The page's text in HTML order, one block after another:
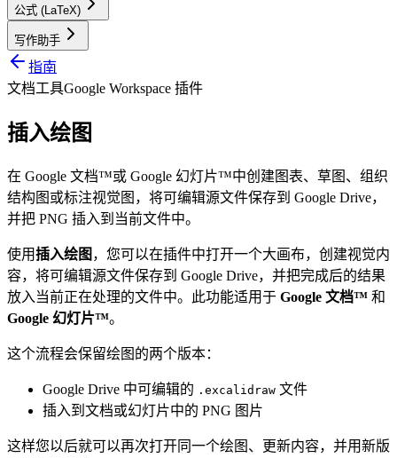
公式 (LaTeX)
写作助手
指南
文档工具Google Workspace 插件
插入绘图
在 Google 文档™或 Google 幻灯片™中创建图表、草图、组织
结构图或标注视觉图，将可编辑源文件保存到 Google Drive，
并把 PNG 插入到当前文件中。
使用插入绘图 ，您可以在插件中打开一个大画布，创建视觉内
容，将可编辑源文件保存到 Google Drive，并把完成后的结果
放入当前正在处理的文件中。此功能适用于 Google 文档™ 和
Google 幻灯片™。
这个流程会保留绘图的两个版本：
Google Drive 中可编辑的 .excalidraw 文件
插入到文档或幻灯片中的 PNG 图片
这样您以后就可以再次打开同一个绘图、更新内容，并用新版